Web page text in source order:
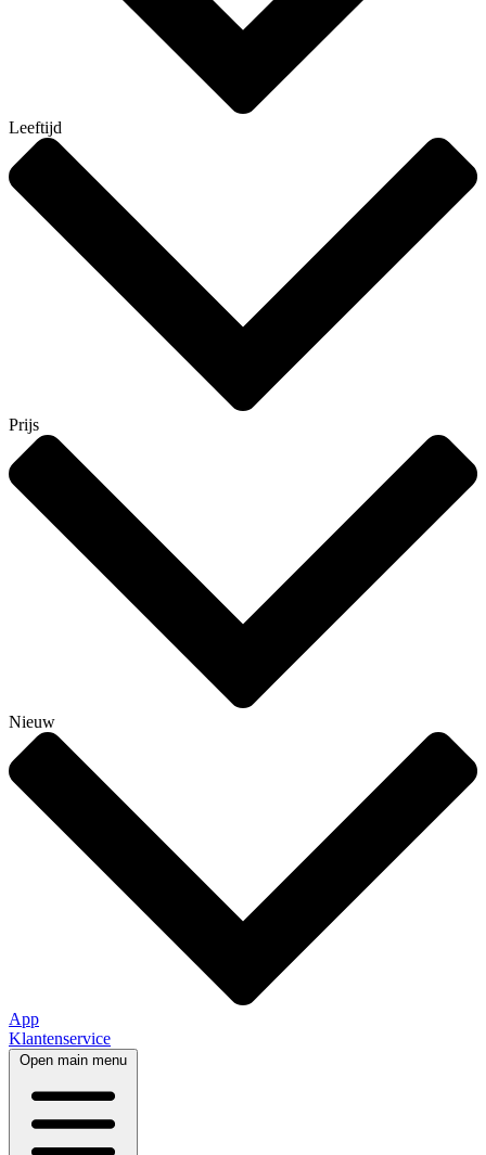
Leeftijd
Prijs
Nieuw
App
Klantenservice
Open main menu